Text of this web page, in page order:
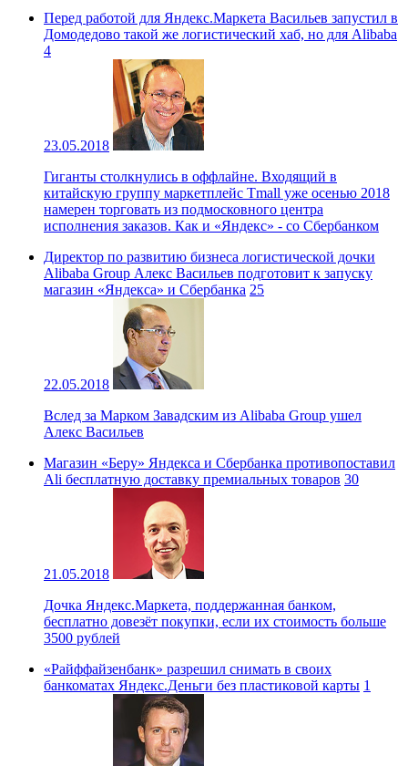
Перед работой для Яндекс.Маркета Васильев запустил в
Домодедово такой же логистический хаб, но для Alibaba
4
23.05.2018
Гиганты столкнулись в оффлайне. Входящий в
китайскую группу маркетплейс Tmall уже осенью 2018
намерен торговать из подмосковного центра
исполнения заказов. Как и «Яндекс» - со Сбербанком
Директор по развитию бизнеса логистической дочки
Alibaba Group Алекс Васильев подготовит к запуску
магазин «Яндекса» и Сбербанка 25
22.05.2018
Вслед за Марком Завадским из Alibaba Group ушел
Алекс Васильев
Магазин «Беру» Яндекса и Сбербанка противопоставил
Ali бесплатную доставку премиальных товаров 30
21.05.2018
Дочка Яндекс.Маркета, поддержанная банком,
бесплатно довезёт покупки, если их стоимость больше
3500 рублей
«Райффайзенбанк» разрешил снимать в своих
банкоматах Яндекс.Деньги без пластиковой карты 1